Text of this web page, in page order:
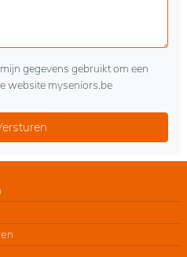
gegevens gebruikt om een
website myseniors.be